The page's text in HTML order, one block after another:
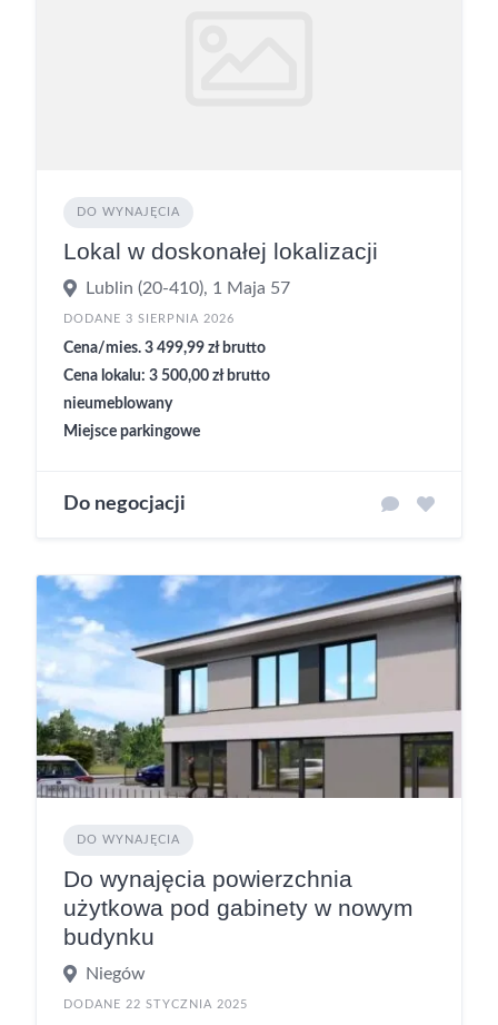
DO WYNAJĘCIA
Lokal w doskonałej lokalizacji
Lublin (20-410), 1 Maja 57
DODANE 3 SIERPNIA 2026
Cena/mies. 3 499,99 zł brutto
Cena lokalu: 3 500,00 zł brutto
nieumeblowany
Miejsce parkingowe
Do negocjacji
DO WYNAJĘCIA
Do wynajęcia powierzchnia
użytkowa pod gabinety w nowym
budynku
Niegów
DODANE 22 STYCZNIA 2025